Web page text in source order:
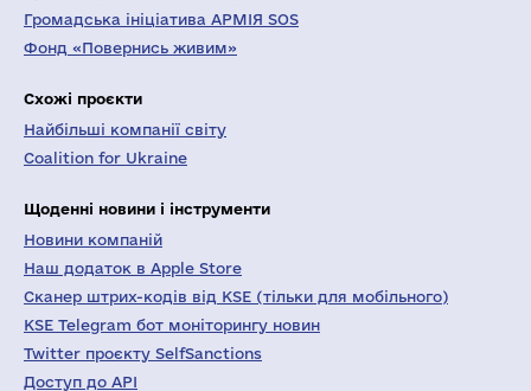
Громадська ініціатива АРМІЯ SOS
Фонд «Повернись живим»
Схожі проєкти
Найбільші компанії світу
Coalition for Ukraine
Щоденні новини і інструменти
Новини компаній
Наш додаток в Apple Store
Сканер штрих-кодів від KSE (тільки для мобільного)
KSE Telegram бот моніторингу новин
Twitter проєкту SelfSanctions
Доступ до API